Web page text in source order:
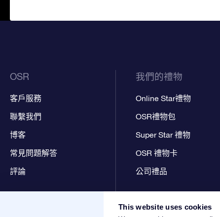
This website uses cookies
OSR
客戶服務
聯繫我們
博客
常見問題解答
評論
我們的禮物
Online Star禮物
OSR禮物包
Super Star 禮物
OSR 禮物卡
公司禮品